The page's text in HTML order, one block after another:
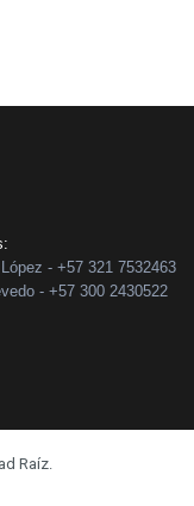
- +57 321 7532463
- +57 300 2430522
Raíz.